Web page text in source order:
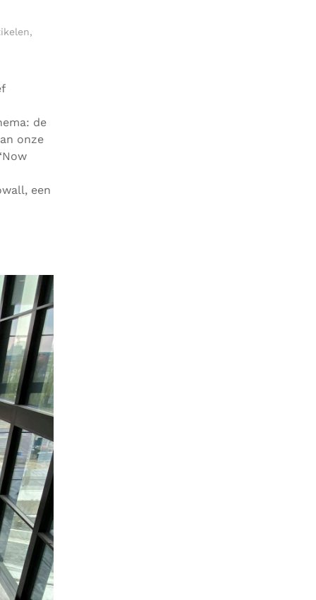
,
de
onze
een